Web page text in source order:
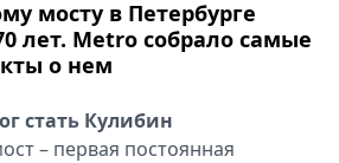
мосту в Петербурге
лет. Metro cобрало самые
о нем
стать Кулибин
– первая постоянная